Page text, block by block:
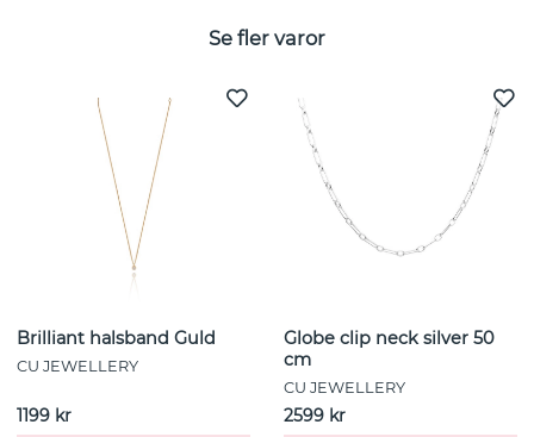
Se fler varor
Brilliant halsband Guld
CU JEWELLERY
1199 kr
Globe clip neck silver 50
cm
CU JEWELLERY
2599 kr